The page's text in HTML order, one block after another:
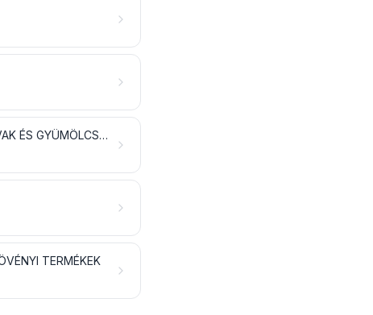
OLAJOS MAGVAK ÉS OLAJTARTALMÚ GYÜMÖLCSÖK; KÜLÖNFÉLE MAGVAK ÉS GYÜMÖLCSÖK; IPARI VAGY GYÓGYNÖVÉNYEK; SZALMA ÉS TAKARMÁNY
TERMÉKEK